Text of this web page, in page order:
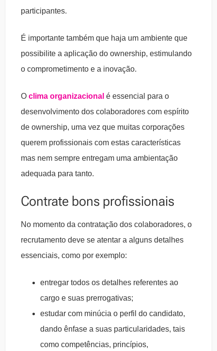
participantes.
É importante também que haja um ambiente que
possibilite a aplicação do ownership, estimulando
o comprometimento e a inovação.
O clima organizacional é essencial para o
desenvolvimento dos colaboradores com espírito
de ownership, uma vez que muitas corporações
querem profissionais com estas características
mas nem sempre entregam uma ambientação
adequada para tanto.
Contrate bons profissionais
No momento da contratação dos colaboradores, o
recrutamento deve se atentar a alguns detalhes
essenciais, como por exemplo:
entregar todos os detalhes referentes ao
cargo e suas prerrogativas;
estudar com minúcia o perfil do candidato,
dando ênfase a suas particularidades, tais
como competências, princípios,